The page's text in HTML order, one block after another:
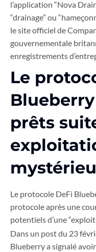
l’application “Nova
“drainage” ou
le site officiel de
gouvernementale
enregistrements
Le
prêts
Le protocole DeFi
protocole après une
potentiels d’une
Dans un post du 23
Blueberry a signalé